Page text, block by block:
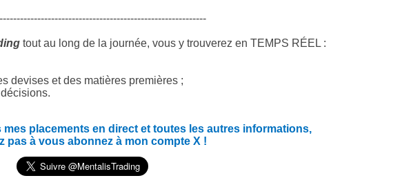
tout au long de la journée, vous y trouverez en TEMPS RÉEL :
devises et des matières premières ;
placements en direct et toutes les autres informations,
pas à vous abonnez à mon compte X !